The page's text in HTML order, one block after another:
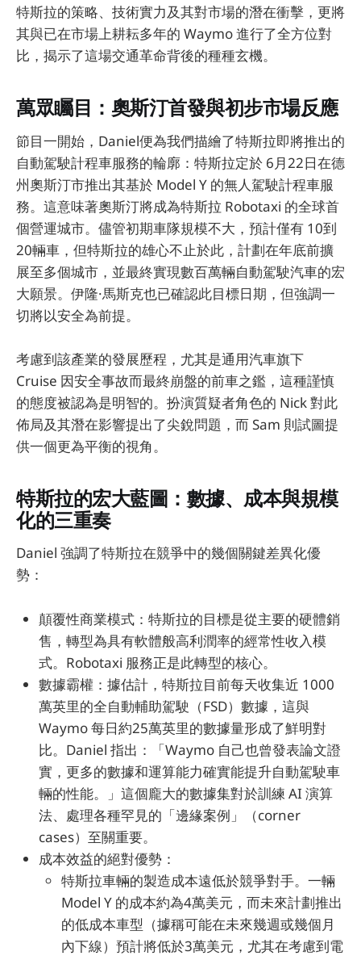
特斯拉的策略、技術實力及其對市場的潛在衝擊，更將
其與已在市場上耕耘多年的 Waymo 進行了全方位對
比，揭示了這場交通革命背後的種種玄機。
萬眾矚目：奧斯汀首發與初步市場反應
節目一開始，Daniel便為我們描繪了特斯拉即將推出的
自動駕駛計程車服務的輪廓：特斯拉定於 6月22日在德
州奧斯汀市推出其基於 Model Y 的無人駕駛計程車服
務。這意味著奧斯汀將成為特斯拉 Robotaxi 的全球首
個營運城市。儘管初期車隊規模不大，預計僅有 10到
20輛車，但特斯拉的雄心不止於此，計劃在年底前擴
展至多個城市，並最終實現數百萬輛自動駕駛汽車的宏
大願景。伊隆·馬斯克也已確認此目標日期，但強調一
切將以安全為前提。
考慮到該產業的發展歷程，尤其是通用汽車旗下
Cruise 因安全事故而最終崩盤的前車之鑑，這種謹慎
的態度被認為是明智的。扮演質疑者角色的 Nick 對此
佈局及其潛在影響提出了尖銳問題，而 Sam 則試圖提
供一個更為平衡的視角。
特斯拉的宏大藍圖：數據、成本與規模
化的三重奏
Daniel 強調了特斯拉在競爭中的幾個關鍵差異化優
勢：
顛覆性商業模式：特斯拉的目標是從主要的硬體銷
售，轉型為具有軟體般高利潤率的經常性收入模
式。Robotaxi 服務正是此轉型的核心。
數據霸權：據估計，特斯拉目前每天收集近 1000
萬英里的全自動輔助駕駛（FSD）數據，這與
Waymo 每日約25萬英里的數據量形成了鮮明對
比。Daniel 指出：「Waymo 自己也曾發表論文證
實，更多的數據和運算能力確實能提升自動駕駛車
輛的性能。」這個龐大的數據集對於訓練 AI 演算
法、處理各種罕見的「邊緣案例」（corner
cases）至關重要。
成本效益的絕對優勢：
特斯拉車輛的製造成本遠低於競爭對手。一輛
Model Y 的成本約為4萬美元，而未來計劃推出
的低成本車型（據稱可能在未來幾週或幾個月
內下線）預計將低於3萬美元，尤其在考慮到電